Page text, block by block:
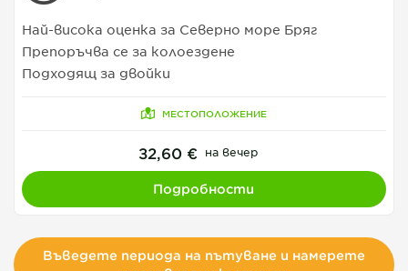
Най-висока оценка за Северно море Бряг
Препоръчва се за колоездене
Подходящ за двойки
МЕСТОПОЛОЖЕНИЕ
32,60 € на вечер
Подробности
Въведете периода на пътуване и намерете